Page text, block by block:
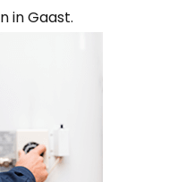
in Gaast.